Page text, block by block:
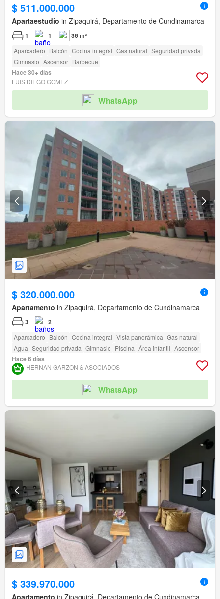
$ 511.000.000
Apartaestudio in Zipaquirá, Departamento de Cundinamarca
1 1 36 m²
Aparcadero Balcón Cocina integral Gas natural Seguridad privada
Gimnasio Ascensor Barbecue
Hace 30+ días
LUIS DIEGO GOMEZ
WhatsApp
$ 320.000.000
Apartamento in Zipaquirá, Departamento de Cundinamarca
3 2
Aparcadero Balcón Cocina integral Vista panorámica Gas natural
Agua Seguridad privada Gimnasio Piscina Área infantil Ascensor
Hace 6 días
HERNAN GARZON & ASOCIADOS
WhatsApp
$ 339.970.000
Apartamento in Zipaquirá, Departamento de Cundinamarca